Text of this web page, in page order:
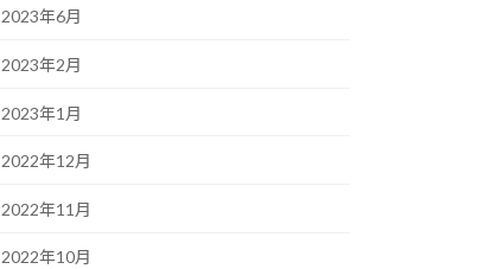
2023年6月
2023年2月
2023年1月
2022年12月
2022年11月
2022年10月